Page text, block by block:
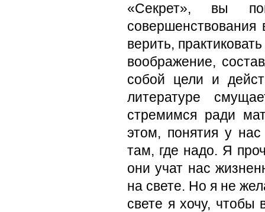
«Секрет», вы
совершенствования
верить,
воображение,
собой цели и
литературе
стремимся ради
этом, понятия у
там, где надо. Я
они учат нас
на свете. Но я не
свете я хочу, чтобы